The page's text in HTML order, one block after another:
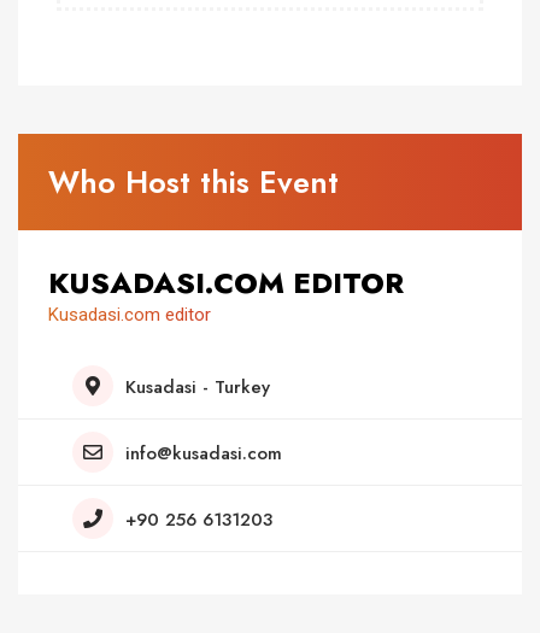
Who Host this Event
KUSADASI.COM EDITOR
Kusadasi.com editor
Kusadasi - Turkey
info@kusadasi.com
+90 256 6131203